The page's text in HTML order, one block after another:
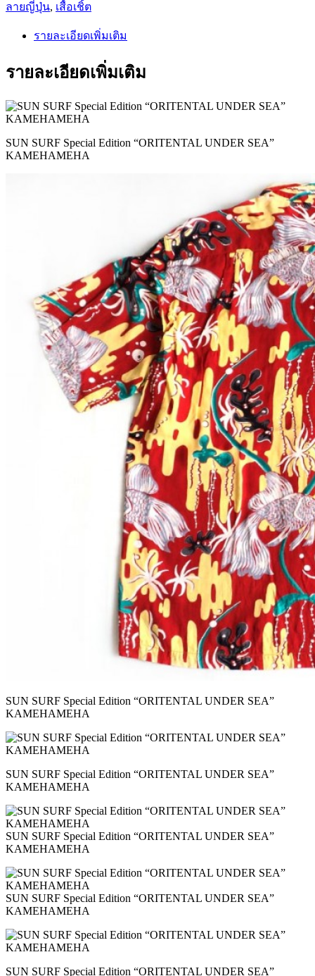
ลายญี่ปุ่น, เสื้อเชิ้ต
รายละเอียดเพิ่มเติม
รายละเอียดเพิ่มเติม
SUN SURF Special Edition “ORITENTAL UNDER SEA”
KAMEHAMEHA
SUN SURF Special Edition “ORITENTAL UNDER SEA”
KAMEHAMEHA
SUN SURF Special Edition “ORITENTAL UNDER SEA”
KAMEHAMEHA
SUN SURF Special Edition “ORITENTAL UNDER SEA”
KAMEHAMEHA
SUN SURF Special Edition “ORITENTAL UNDER SEA”
KAMEHAMEHA
SUN SURF Special Edition “ORITENTAL UNDER SEA”